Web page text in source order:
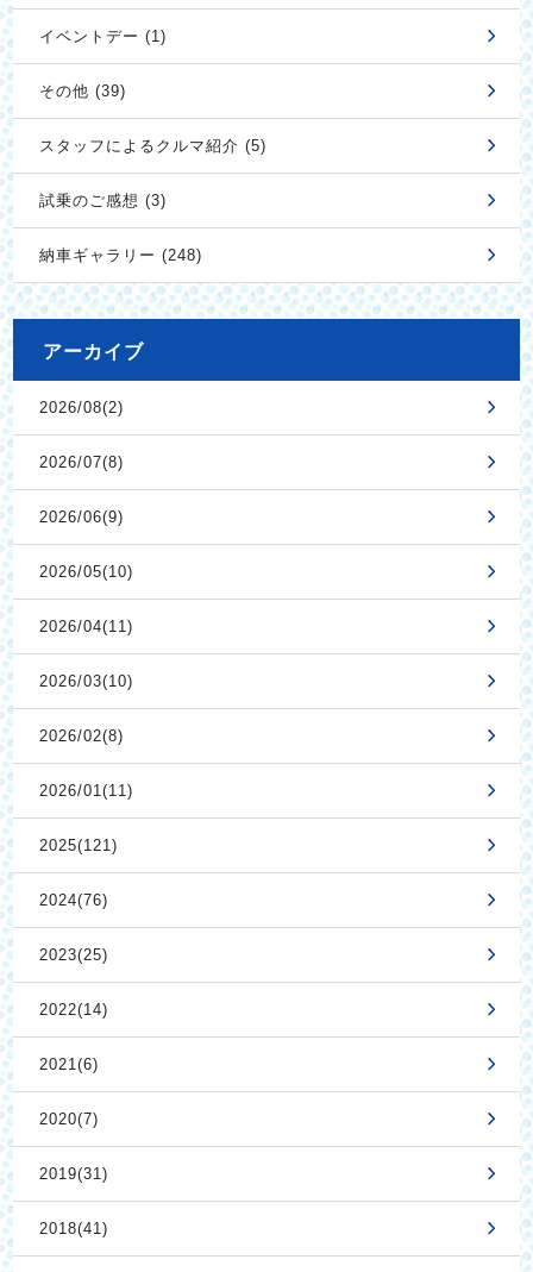
イベントデー (1)
その他 (39)
スタッフによるクルマ紹介 (5)
試乗のご感想 (3)
納車ギャラリー (248)
アーカイブ
2026/08(2)
2026/07(8)
2026/06(9)
2026/05(10)
2026/04(11)
2026/03(10)
2026/02(8)
2026/01(11)
2025(121)
2024(76)
2023(25)
2022(14)
2021(6)
2020(7)
2019(31)
2018(41)